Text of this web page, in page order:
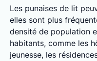
Les punaises de lit
elles sont plus
densité de population
habitants, comme les
jeunesse, les